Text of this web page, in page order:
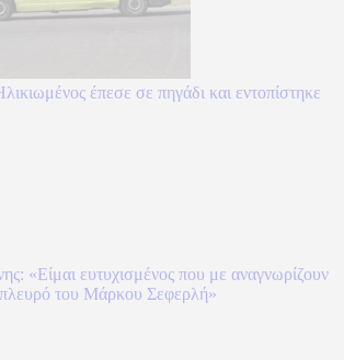
έπεσε σε πηγάδι και εντοπίστηκε
«Είμαι ευτυχισμένος που με αναγνωρίζουν
του Μάρκου Σεφερλή»